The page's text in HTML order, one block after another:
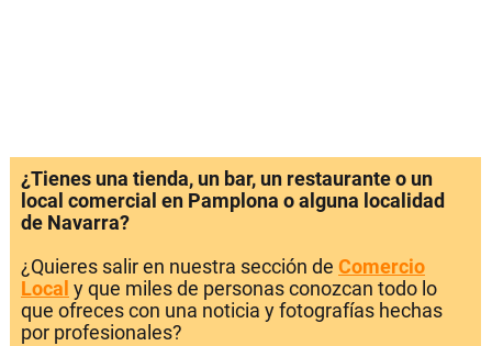
¿Tienes una tienda, un bar, un restaurante o un
local comercial en Pamplona o alguna localidad
de Navarra?
¿Quieres salir en nuestra sección de Comercio
Local y que miles de personas conozcan todo lo
que ofreces con una noticia y fotografías hechas
por profesionales?